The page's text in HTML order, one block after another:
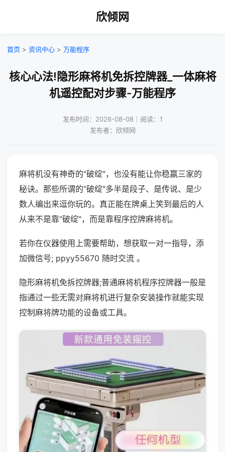
欣倾网
首页 > 资讯中心 > 万能程序
核心心法!隐形麻将机免拆控牌器_一体麻将
机遥控配对步骤-万能程序
发布时间：2026-08-08｜阅读：1
发布者：欣倾网
麻将机没有神奇的"破绽"，也没有能让你稳赢三家的
秘诀。那些所谓的"破绽"多半是段子、是传说、是少
数人编出来逗你玩的。真正能在牌桌上笑到最后的人
从来不是靠"破绽"，而是靠程序控牌麻将机。
若你在仪器使用上需要帮助，想获取一对一指导，添
加微信号; ppyy55670 随时交流 。
隐形麻将机免拆控牌器;普通麻将机程序控牌器一般是
指通过一些无需对麻将机进行复杂安装操作就能实现
控制麻将牌功能的设备或工具。